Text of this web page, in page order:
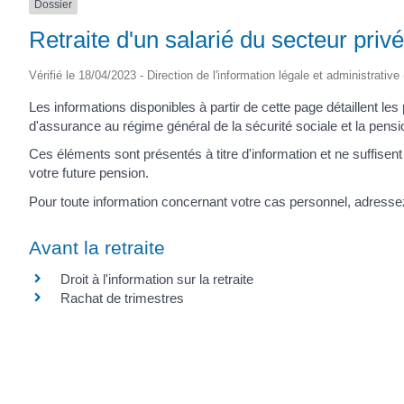
Dossier
Retraite d'un salarié du secteur privé
Vérifié le 18/04/2023 - Direction de l'information légale et administrative
Les informations disponibles à partir de cette page détaillent
d'assurance au régime général de la sécurité sociale et la
Ces éléments sont présentés à titre d'information et ne
votre future pension.
Pour toute information concernant votre cas personnel,
Avant la retraite
Droit à l'information sur la retraite
Rachat de trimestres